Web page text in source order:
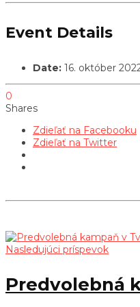
Event Details
Date: 16. október
0
Shares
Zdieľať na Facebooku
Zdieľať na Twitter
Nasledujúci príspevok
Predvolebná